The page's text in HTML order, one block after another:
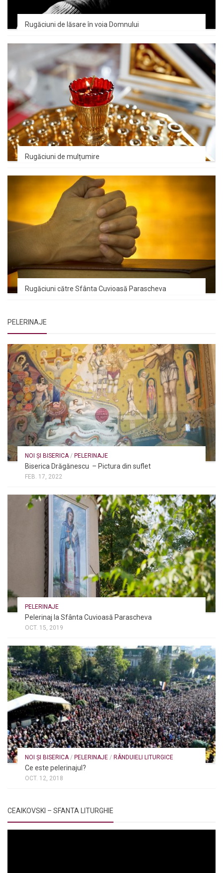
Rugăciuni de lăsare în voia Domnului
Rugăciuni de mulțumire
Rugăciuni către Sfânta Cuvioasă Parascheva
PELERINAJE
NOI ȘI BISERICA/ PELERINAJE
Biserica Drăgănescu – Pictura din suflet
FEB. 17, 2022
PELERINAJE
Pelerinaj la Sfânta Cuvioasă Parascheva
OCT. 15, 2019
NOI ȘI BISERICA/ PELERINAJE / RÂNDUIELI LITURGICE
Ce este pelerinajul?
OCT. 12, 2018
CEAIKOVSKI – SFANTA LITURGHIE